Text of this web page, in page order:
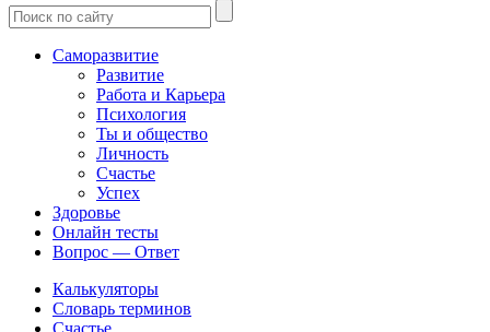
Саморазвитие
Развитие
Работа и Карьера
Психология
Ты и общество
Личность
Счастье
Успех
Здоровье
Онлайн тесты
Вопрос — Ответ
Калькуляторы
Словарь терминов
Счастье